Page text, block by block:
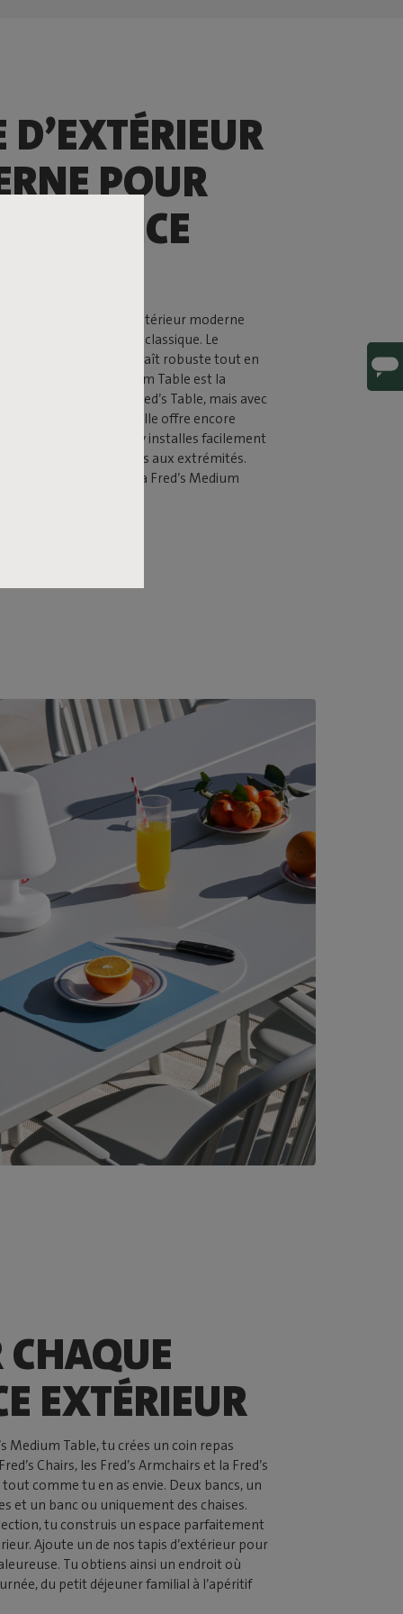
D’EXTÉRIEUR
POUR
Table est une table d’extérieur moderne
la table de pique nique classique. Le
de larges planches, paraît robuste tout en
léger. La Fred’s Medium Table est la
de la généreuse Fred’s Table, mais avec
170 x 90 centimètres, elle offre encore
toute la famille. Tu t’y installes facilement
en ajoutant deux chaises aux extrémités.
rapide ou long dîner, la Fred’s Medium
CHAQUE
EXTÉRIEUR
Medium Table, tu crées un coin repas
Chairs, les Fred’s Armchairs et la Fred’s
tout comme tu en as envie. Deux bancs, un
et un banc ou uniquement des chaises.
tu construis un espace parfaitement
Ajoute un de nos tapis d’extérieur pour
Tu obtiens ainsi un endroit où
du petit déjeuner familial à l’apéritif